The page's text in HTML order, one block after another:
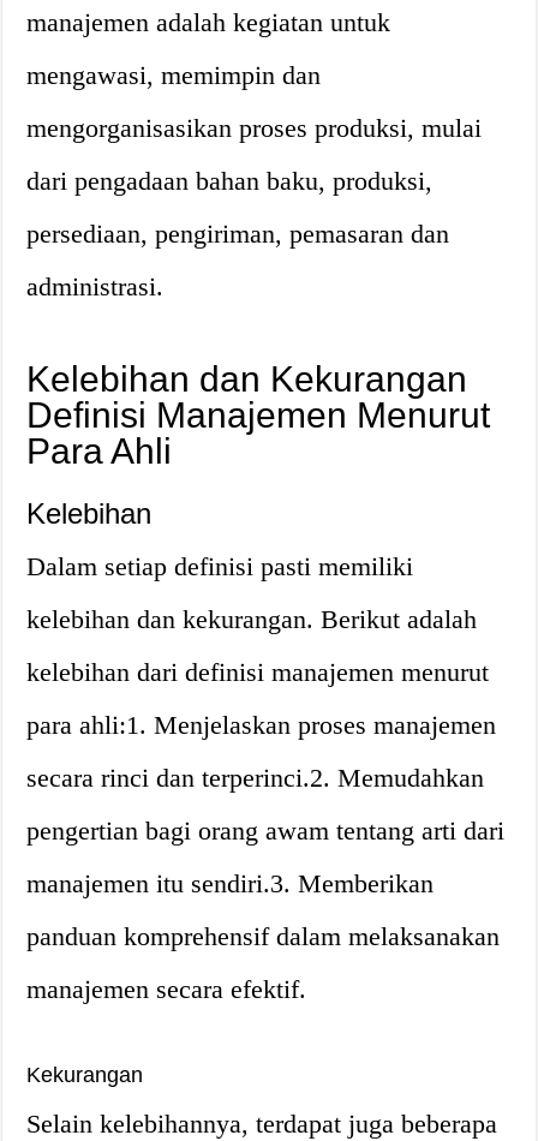
manajemen adalah kegiatan untuk
mengawasi, memimpin dan
mengorganisasikan proses produksi, mulai
dari pengadaan bahan baku, produksi,
persediaan, pengiriman, pemasaran dan
administrasi.
Kelebihan dan Kekurangan
Definisi Manajemen Menurut
Para Ahli
Kelebihan
Dalam setiap definisi pasti memiliki
kelebihan dan kekurangan. Berikut adalah
kelebihan dari definisi manajemen menurut
para ahli:1. Menjelaskan proses manajemen
secara rinci dan terperinci.2. Memudahkan
pengertian bagi orang awam tentang arti dari
manajemen itu sendiri.3. Memberikan
panduan komprehensif dalam melaksanakan
manajemen secara efektif.
Kekurangan
Selain kelebihannya, terdapat juga beberapa